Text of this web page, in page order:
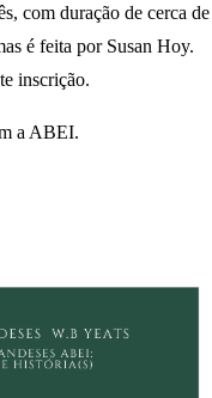
com duração de cerca de
é feita por Susan Hoy.
inscrição.
a ABEI.